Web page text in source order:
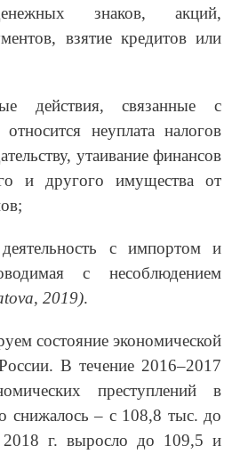
знаков, акций,
взятие кредитов или
действия, связанные с
неуплата налогов
утаивание финансов
и другого имущества от
с импортом и
с несоблюдением
2019).
состояние экономической
В течение 2016–2017
преступлений в
снижалось – с 108,8 тыс. до
г. выросло до 109,5 и